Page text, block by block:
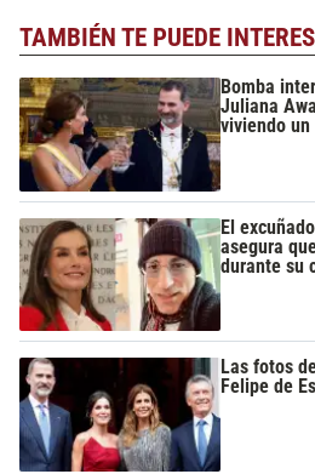
TAMBIÉN TE PUEDE
Bomba
Juliana
viviendo
El
asegura
durante su
Las fotos
Felipe de